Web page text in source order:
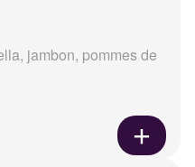
jambon, pommes de